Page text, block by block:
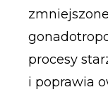
procesy
i poprawia